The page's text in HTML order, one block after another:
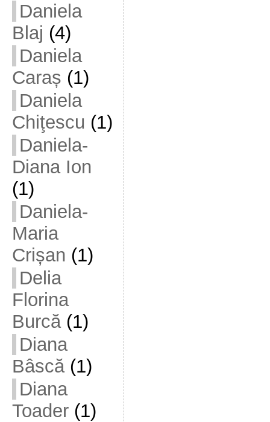
Daniela
Blaj (4)
Daniela
Caraș (1)
Daniela
Chiţescu (1)
Daniela-
Diana Ion
(1)
Daniela-
Maria
Crișan (1)
Delia
Florina
Burcă(1)
Diana
Bâscă(1)
Diana
Toader(1)